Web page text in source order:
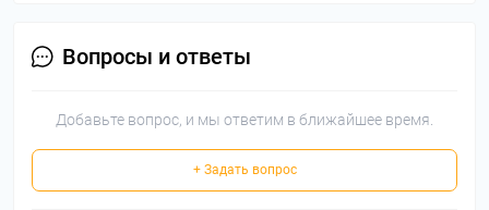
Вопросы и ответы
Добавьте вопрос, и мы ответим в ближайшее время.
+ Задать вопрос